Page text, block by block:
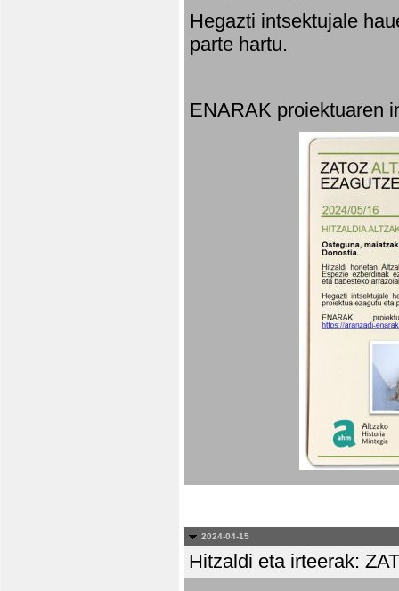
Hegazti intsektujale
parte hartu.
ENARAK proiektuaren
2024-04-15
Hitzaldi eta irteerak: